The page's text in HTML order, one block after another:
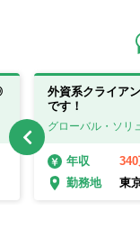
外資系クライア
です！
グローバル・ソリ
年収
勤務地
東